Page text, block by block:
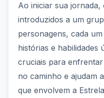
Ao iniciar sua jornada,
introduzidos a um
personagens, cada
histórias e habilidades
cruciais para
no caminho e ajudam
que envolvem a